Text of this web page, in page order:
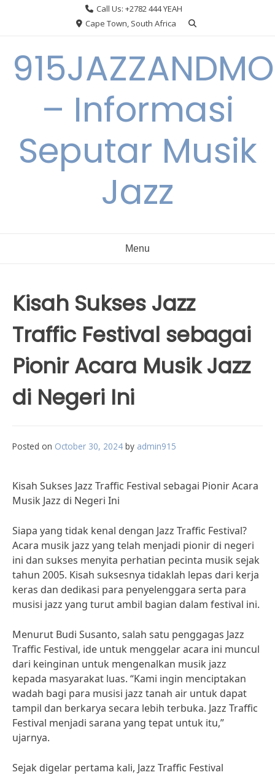
Call Us: +2782 444 YEAH
Cape Town, South Africa
– Informasi
Seputar Musik
Jazz
Menu
Kisah Sukses Jazz
Traffic Festival sebagai
Pionir Acara Musik Jazz
di Negeri Ini
Posted on October 30, 2024 by admin915
Kisah Sukses Jazz Traffic Festival sebagai Pionir Acara
Musik Jazz di Negeri Ini
Siapa yang tidak kenal dengan Jazz Traffic Festival?
Acara musik jazz yang telah menjadi pionir di negeri
ini dan sukses menyita perhatian pecinta musik sejak
tahun 2005. Kisah suksesnya tidaklah lepas dari kerja
keras dan dedikasi para penyelenggara serta para
musisi jazz yang turut ambil bagian dalam festival ini.
Menurut Budi Susanto, salah satu penggagas Jazz
Traffic Festival, ide untuk menggelar acara ini muncul
dari keinginan untuk mengenalkan musik jazz
kepada masyarakat luas. “Kami ingin menciptakan
wadah bagi para musisi jazz tanah air untuk dapat
tampil dan berkarya secara lebih terbuka. Jazz Traffic
Festival menjadi sarana yang tepat untuk itu,”
ujarnya.
Sejak digelar pertama kali, Jazz Traffic Festival